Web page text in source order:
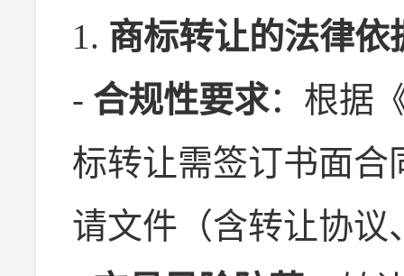
1. 商标转让的法律依
- 合规性要求：根据
标转让需签订书面合
请文件（含转让协议